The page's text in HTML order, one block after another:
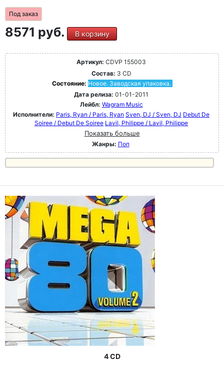
Под заказ
8571 руб. В корзину
Артикул: CDVP 155003
Состав: 3 CD
Состояние: Новое. Заводская упаковка.
Дата релиза: 01-01-2011
Лейбл: Wagram Music
Исполнители: Paris, Ryan / Paris, Ryan Sven, DJ / Sven, DJ Debut De
Soiree / Debut De Soiree Lavil, Philippe / Lavil, Philippe
Показать больше
Жанры: Поп
4 CD